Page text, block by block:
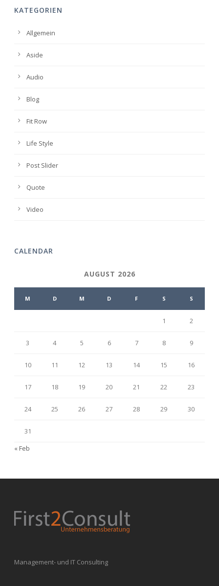
KATEGORIEN
Allgemein
Aside
Audio
Blog
Fit Row
Life Style
Post Slider
Quote
Video
CALENDAR
AUGUST 2026
M D M D F S S
1 2
3 4 5 6 7 8 9
10 11 12 13 14 15 16
17 18 19 20 21 22 23
24 25 26 27 28 29 30
31
« Feb
Management- und IT Consulting